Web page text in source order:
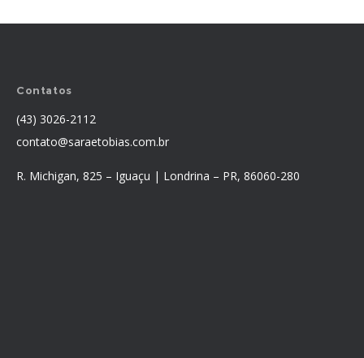
Contatos
(43) 3026-2112
contato@saraetobias.com.br
R. Michigan, 825 – Iguaçu | Londrina – PR, 86060-280